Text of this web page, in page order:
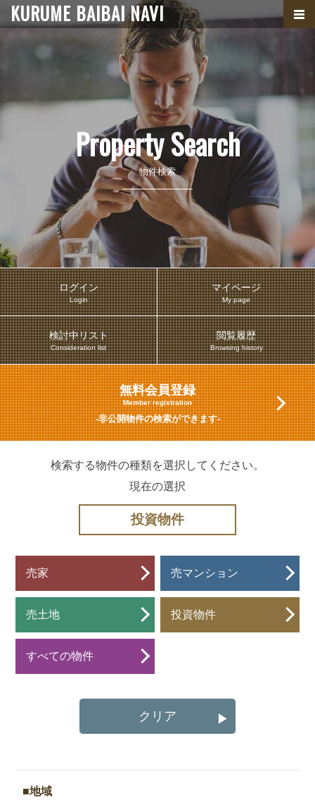
KURUME BAIBAI NAVI
Property Search
物件検索
ログイン
Login
マイページ
My page
検討中リスト
Consideration list
閲覧履歴
Browsing history
無料会員登録
Member registration
-非公開物件の検索ができます-
検索する物件の種類を選択してください。
現在の選択
投資物件
売家 売マンション
売土地 投資物件
すべての物件
クリア ▶
地域